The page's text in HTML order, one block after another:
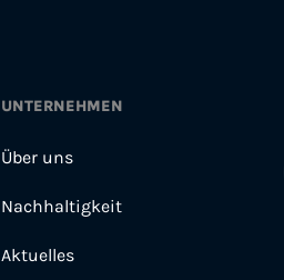
UNTERNEHMEN
Über uns
Nachhaltigkeit
Aktuelles